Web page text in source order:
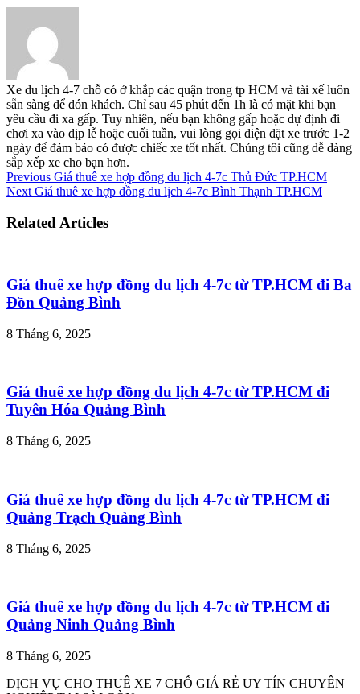
Xe du lịch 4-7 chỗ có ở khắp các quận trong tp HCM và tài xế luôn
sẵn sàng để đón khách. Chỉ sau 45 phút đến 1h là có mặt khi bạn
yêu cầu đi xa gấp. Tuy nhiên, nếu bạn không gấp hoặc dự định đi
chơi xa vào dịp lễ hoặc cuối tuần, vui lòng gọi điện đặt xe trước 1-2
ngày để đảm bảo có được chiếc xe tốt nhất. Chúng tôi cũng dễ dàng
sắp xếp xe cho bạn hơn.
Previous Giá thuê xe hợp đồng du lịch 4-7c Thủ Đức TP.HCM
Next Giá thuê xe hợp đồng du lịch 4-7c Bình Thạnh TP.HCM
Related Articles
Giá thuê xe hợp đồng du lịch 4-7c từ TP.HCM đi Ba
Đồn Quảng Bình
8 Tháng 6, 2025
Giá thuê xe hợp đồng du lịch 4-7c từ TP.HCM đi
Tuyên Hóa Quảng Bình
8 Tháng 6, 2025
Giá thuê xe hợp đồng du lịch 4-7c từ TP.HCM đi
Quảng Trạch Quảng Bình
8 Tháng 6, 2025
Giá thuê xe hợp đồng du lịch 4-7c từ TP.HCM đi
Quảng Ninh Quảng Bình
8 Tháng 6, 2025
DỊCH VỤ CHO THUÊ XE 7 CHỖ GIÁ RẺ UY TÍN CHUYÊN